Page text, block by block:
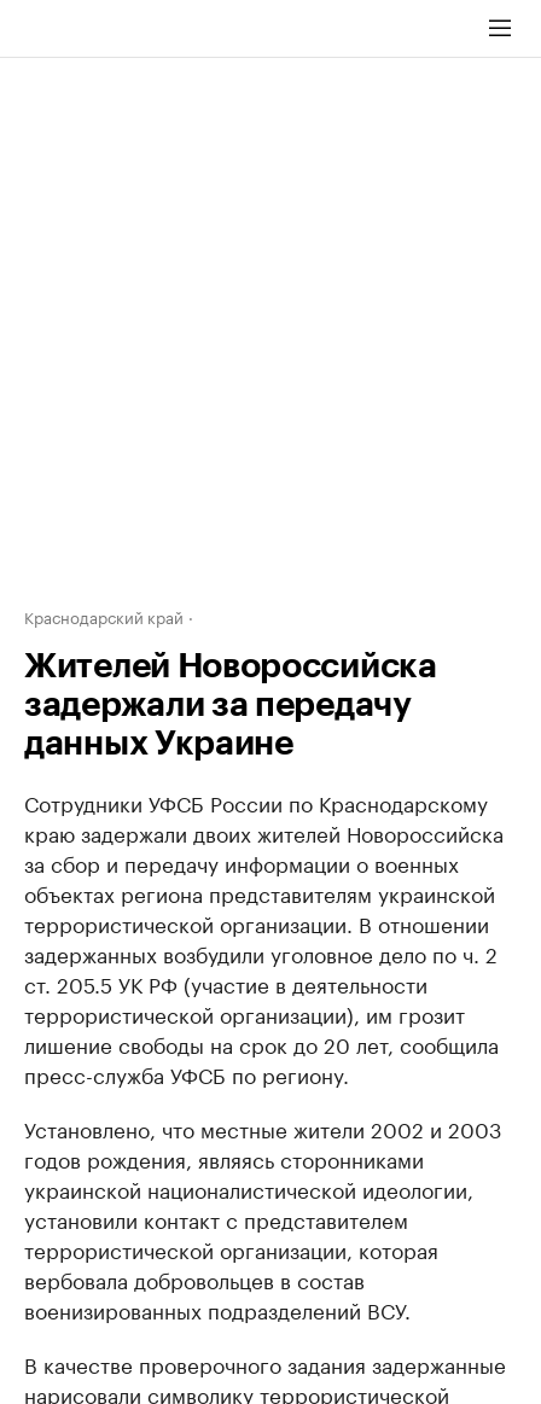
Краснодарский край
Жителей Новороссийска
задержали за передачу
данных Украине
Сотрудники УФСБ России по Краснодарскому
краю задержали двоих жителей Новороссийска
за сбор и передачу информации о военных
объектах региона представителям украинской
террористической организации. В отношении
задержанных возбудили уголовное дело по ч. 2
ст. 205.5 УК РФ (участие в деятельности
террористической организации), им грозит
лишение свободы на срок до 20 лет, сообщила
пресс-служба УФСБ по региону.
Установлено, что местные жители 2002 и 2003
годов рождения, являясь сторонниками
украинской националистической идеологии,
установили контакт с представителем
террористической организации, которая
вербовала добровольцев в состав
военизированных подразделений ВСУ.
В качестве проверочного задания задержанные
нарисовали символику террористической